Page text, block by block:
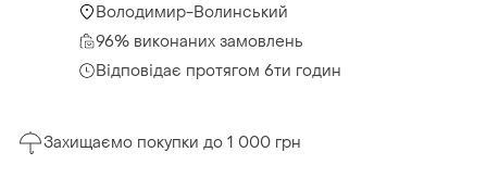
Володимир-Волинський
96% виконаних замовлень
Відповідає протягом 6ти годин
Захищаємо покупки до 1 000 грн